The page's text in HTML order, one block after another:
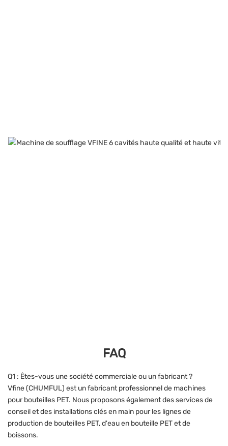
FAQ
Q1 : Êtes-vous une société commerciale ou un fabricant ?
Vfine (CHUMFUL) est un fabricant professionnel de machines
pour bouteilles PET. Nous proposons également des services de
conseil et des installations clés en main pour les lignes de
production de bouteilles PET, d'eau en bouteille PET et de
boissons.